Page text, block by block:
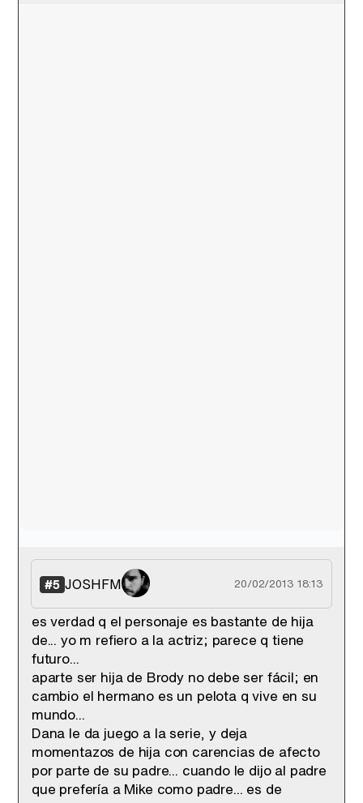
#5 JOSHFM 20/02/2013 18:13
es verdad q el personaje es bastante de hija
de... yo m refiero a la actriz; parece q tiene
futuro...
aparte ser hija de Brody no debe ser fácil; en
cambio el hermano es un pelota q vive en su
mundo...
Dana le da juego a la serie, y deja
momentazos de hija con carencias de afecto
por parte de su padre... cuando le dijo al padre
que prefería a Mike como padre... es de